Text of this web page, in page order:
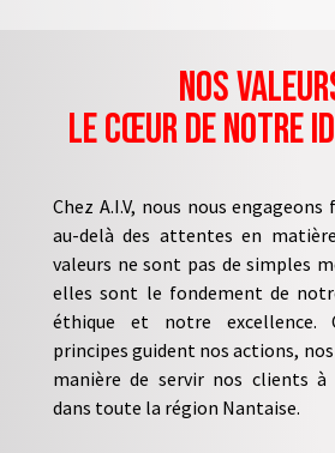
Nos
Le Cœur de Notre
Chez A.I.V, nous nous
au-delà des attentes en
valeurs ne sont pas de simples
elles sont le fondement de
éthique et notre excellence.
principes guident nos actions,
manière de servir nos clients
dans toute la région Nantaise.